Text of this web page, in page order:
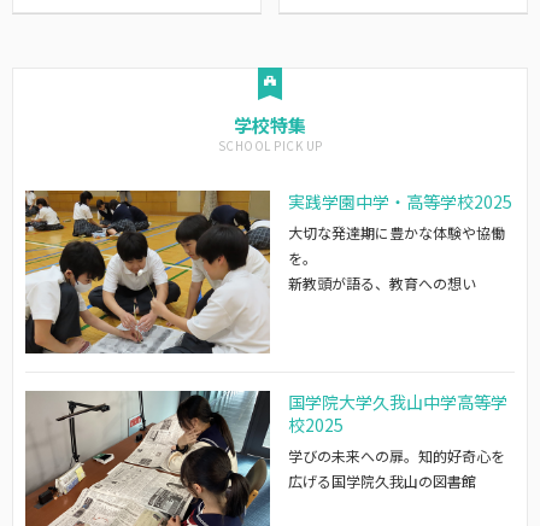
学校特集
実践学園中学・高等学校2025
大切な発達期に豊かな体験や協働
を。
新教頭が語る、教育への想い
国学院大学久我山中学高等学
校2025
学びの未来への扉。知的好奇心を
広げる国学院久我山の図書館